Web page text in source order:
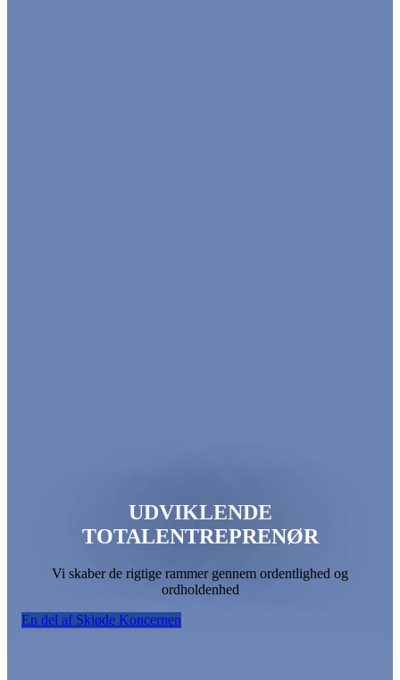
UDVIKLENDE
TOTALENTREPRENØR
Vi skaber de rigtige rammer gennem ordentlighed og
ordholdenhed
En del af Skjøde Koncernen